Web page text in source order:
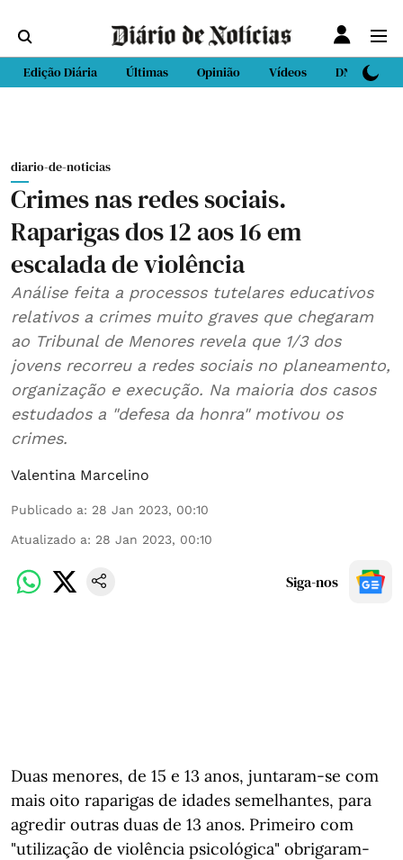
Edição Diária Últimas Opinião Vídeos DN Sport
diario-de-noticias
Crimes nas redes sociais.
Raparigas dos 12 aos 16 em
escalada de violência
Análise feita a processos tutelares educativos
relativos a crimes muito graves que chegaram
ao Tribunal de Menores revela que 1/3 dos
jovens recorreu a redes sociais no planeamento,
organização e execução. Na maioria dos casos
estudados a "defesa da honra" motivou os
crimes.
Valentina Marcelino
Publicado a: 28 Jan 2023, 00:10
Atualizado a: 28 Jan 2023, 00:10
Siga-nos
Duas menores, de 15 e 13 anos, juntaram-se com
mais oito raparigas de idades semelhantes, para
agredir outras duas de 13 anos. Primeiro com
"utilização de violência psicológica" obrigaram-